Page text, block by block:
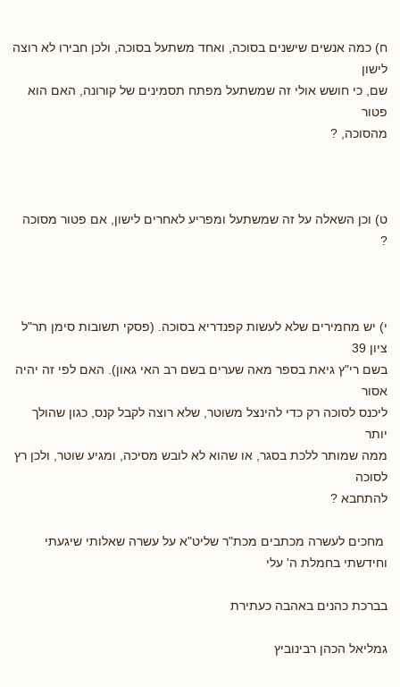
ח) כמה אנשים שישנים בסוכה, ואחד משתעל בסוכה, ולכן חבירו לא רוצה
לישון
שם, כי חושש אולי זה שמשתעל מפתח תסמינים של קורונה, האם הוא
פטור
מהסוכה, ?
ט) וכן השאלה על זה שמשתעל ומפריע לאחרים לישון, אם פטור מסוכה
?
י) יש מחמירים שלא לעשות קפנדריא בסוכה. (פסקי תשובות סימן תר"ל
ציון 39
בשם רי"ץ גיאת בספר מאה שערים בשם רב האי גאון). האם לפי זה יהיה
אסור
ליכנס לסוכה רק כדי להינצל משוטר, שלא רוצה לקבל קנס, כגון שהולך
יותר
ממה שמותר ללכת בסגר, או שהוא לא לובש מסיכה, ומגיע שוטר, ולכן רץ
לסוכה
להתחבא ?
מחכים לעשרה מכתבים מכת"ר שליט"א על עשרה שאלותי שיגעתי
וחידשתי בחמלת ה' עלי
בברכת כהנים באהבה כעתירת
גמליאל הכהן רבינוביץ